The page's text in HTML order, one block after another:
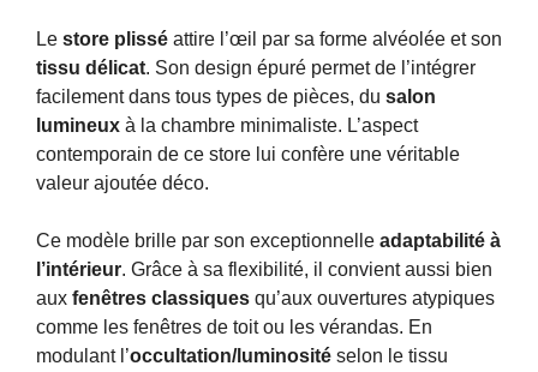
Le store plissé attire l’œil par sa forme alvéolée et son
tissu délicat. Son design épuré permet de l’intégrer
facilement dans tous types de pièces, du salon
lumineux à la chambre minimaliste. L’aspect
contemporain de ce store lui confère une véritable
valeur ajoutée déco.
Ce modèle brille par son exceptionnelle adaptabilité à
l’intérieur. Grâce à sa flexibilité, il convient aussi bien
aux fenêtres classiques qu’aux ouvertures atypiques
comme les fenêtres de toit ou les vérandas. En
modulant l’occultation/luminosité selon le tissu